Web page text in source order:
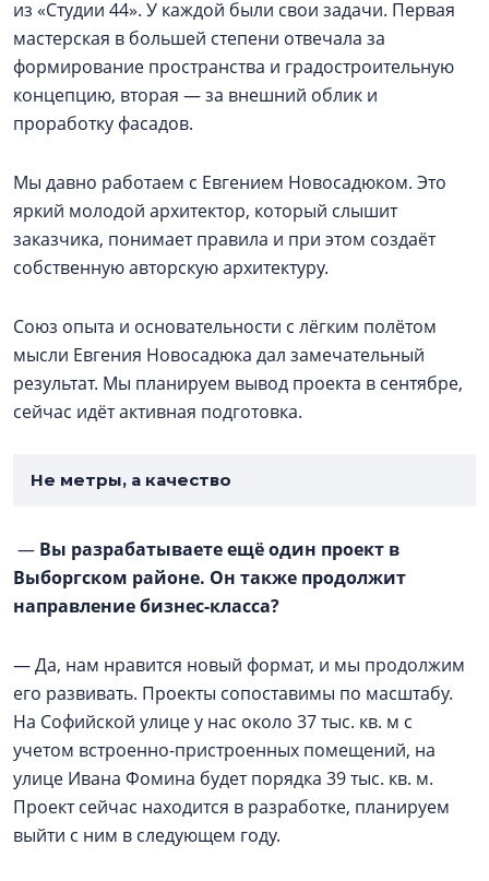
из «Студии 44». У каждой были свои задачи. Первая
мастерская в большей степени отвечала за
формирование пространства и градостроительную
концепцию, вторая — за внешний облик и
проработку фасадов.
Мы давно работаем с Евгением Новосадюком. Это
яркий молодой архитектор, который слышит
заказчика, понимает правила и при этом создаёт
собственную авторскую архитектуру.
Союз опыта и основательности с лёгким полётом
мысли Евгения Новосадюка дал замечательный
результат. Мы планируем вывод проекта в сентябре,
сейчас идёт активная подготовка.
Не метры, а качество
— Вы разрабатываете ещё один проект в
Выборгском районе. Он также продолжит
направление бизнес-класса?
— Да, нам нравится новый формат, и мы продолжим
его развивать. Проекты сопоставимы по масштабу.
На Софийской улице у нас около 37 тыс. кв. м с
учетом встроенно-пристроенных помещений, на
улице Ивана Фомина будет порядка 39 тыс. кв. м.
Проект сейчас находится в разработке, планируем
выйти с ним в следующем году.